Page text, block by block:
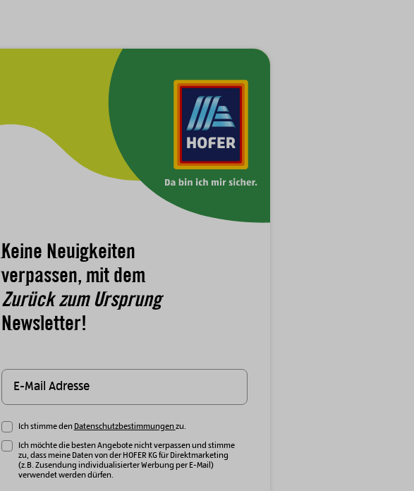
Keine Neuigkeiten
verpassen, mit dem
Zurück zum Ursprung
Newsletter!
Ich stimme den Datenschutzbestimmungenzu.
Ich möchte die besten Angebote nicht verpassen und stimme
zu, dass meine Daten von der HOFER KG für Direktmarketing
(z.B. Zusendung individualisierter Werbung per E-Mail)
verwendet werden dürfen.